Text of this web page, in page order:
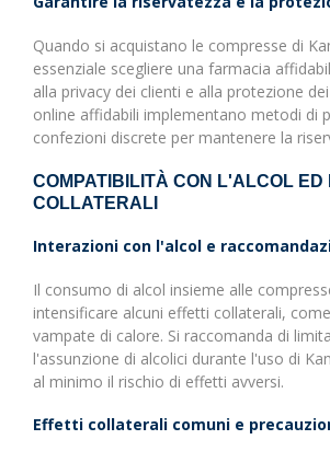
Quando si acquistano le compresse di
essenziale scegliere una farmacia
alla privacy dei clienti e alla protezione
online affidabili implementano metodi di
confezioni discrete per mantenere la
COMPATIBILITÀ CON L'ALCOL ED
COLLATERALI
Interazioni con l'alcol e
Il consumo di alcol insieme alle
intensificare alcuni effetti collaterali,
vampate di calore. Si raccomanda di
l'assunzione di alcolici durante l'uso di
al minimo il rischio di effetti avversi.
Effetti collaterali comuni e